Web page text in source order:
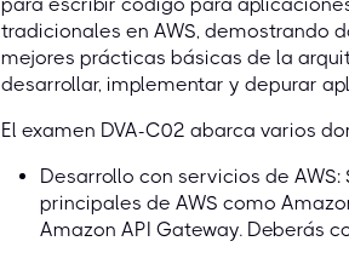
para escribir código para
tradicionales en AWS, demostrando
mejores prácticas básicas de la
desarrollar, implementar y depurar
El examen DVA-C02 abarca varios
Desarrollo con servicios de
principales de AWS como
Amazon API Gateway. Deberás